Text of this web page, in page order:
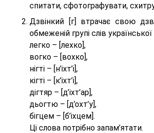
спитати, сфотографувати,
Дзвінкий [г] втрачає свою
обмеженій групі слів
легко – [лехко],
вогко – [вохко],
нігті – [н’іхт’і],
кігті – [к’іхт’і],
дігтяр – [д’іхт’ар],
дьогтю – [д’охт’у],
бігцем – [б’іхцем].
Ці слова потрібно запам’ятати.